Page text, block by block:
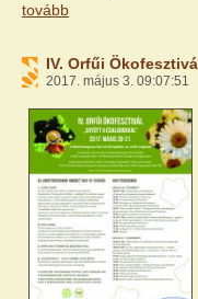
tovább
IV. Orfűi
2017. május 3. 09:07:51